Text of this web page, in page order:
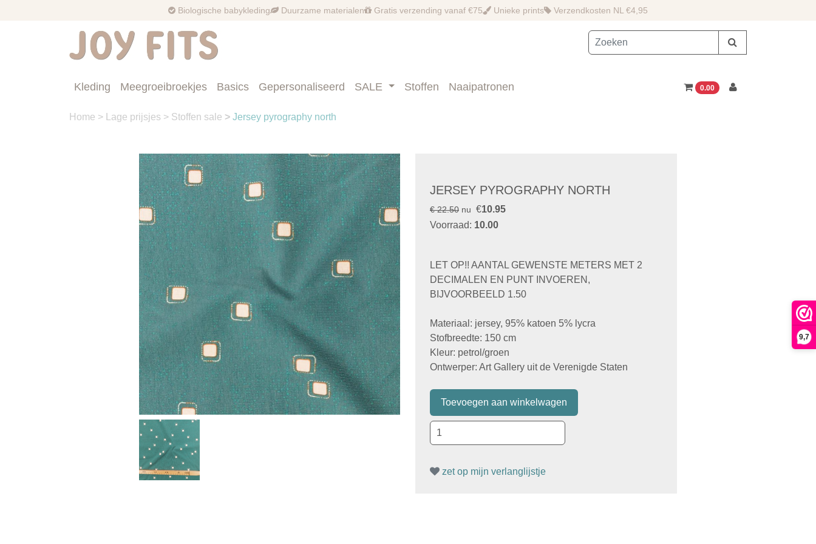
9,7
Biologische babykleding Duurzame materialen Gratis verzending vanaf €75 Unieke prints Verzendkosten NL €4,95
Kleding Meegroeibroekjes Basics Gepersonaliseerd SALE Stoffen Naaipatronen 0.00
Home > Lage prijsjes > Stoffen sale > Jersey pyrography north
JERSEY PYROGRAPHY NORTH
€ 22.50 nu €10.95
Voorraad: 10.00
LET OP!! AANTAL GEWENSTE METERS MET 2
DECIMALEN EN PUNT INVOEREN,
BIJVOORBEELD 1.50
Materiaal: jersey, 95% katoen 5% lycra
Stofbreedte: 150 cm
Kleur: petrol/groen
Ontwerper: Art Gallery uit de Verenigde Staten
zet op mijn verlanglijstje